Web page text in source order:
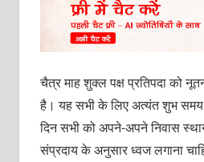
चैत्र माह शुक्ल पक्ष प्रतिपदा को
है। यह सभी के लिए अत्यंत शुभ समय
दिन सभी को अपने-अपने निवास
संप्रदाय के अनुसार ध्वज लगाना